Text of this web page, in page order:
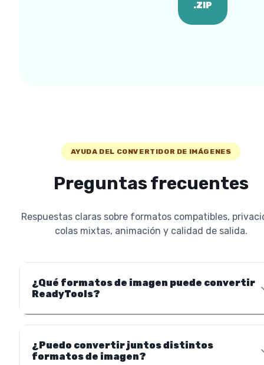
.ZIP
AYUDA DEL CONVERTIDOR DE IMÁGENES
Preguntas frecuentes
Respuestas claras sobre formatos compatibles,
colas mixtas, animación y calidad de salida.
¿Qué formatos de imagen puede convertir
ReadyTools?
¿Puedo convertir juntos distintos
formatos de imagen?